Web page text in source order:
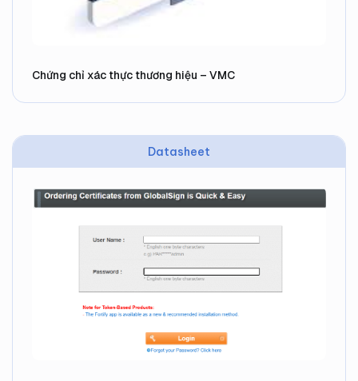
Chứng chỉ xác thực thương hiệu – VMC
Datasheet